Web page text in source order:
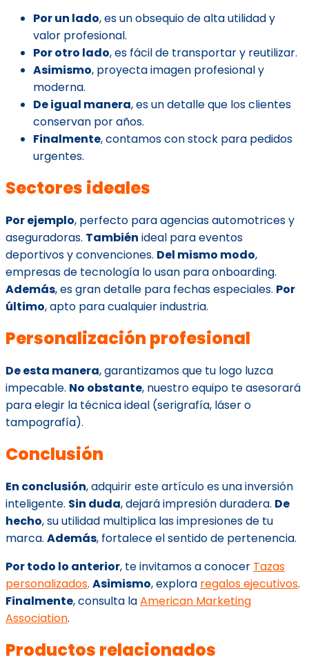
Por un lado, es un obsequio de alta utilidad y
valor profesional.
Por otro lado, es fácil de transportar y reutilizar.
Asimismo, proyecta imagen profesional y
moderna.
De igual manera, es un detalle que los clientes
conservan por años.
Finalmente, contamos con stock para pedidos
urgentes.
Sectores ideales
Por ejemplo, perfecto para agencias automotrices y
aseguradoras. También ideal para eventos
deportivos y convenciones. Del mismo modo,
empresas de tecnología lo usan para onboarding.
Además, es gran detalle para fechas especiales. Por
último, apto para cualquier industria.
Personalización profesional
De esta manera, garantizamos que tu logo luzca
impecable. No obstante, nuestro equipo te asesorará
para elegir la técnica ideal (serigrafía, láser o
tampografía).
Conclusión
En conclusión, adquirir este artículo es una inversión
inteligente. Sin duda, dejará impresión duradera. De
hecho, su utilidad multiplica las impresiones de tu
marca. Además, fortalece el sentido de pertenencia.
Por todo lo anterior, te invitamos a conocer Tazas
personalizados. Asimismo, explora regalos ejecutivos.
Finalmente, consulta laAmerican Marketing
Association.
Productos relacionados